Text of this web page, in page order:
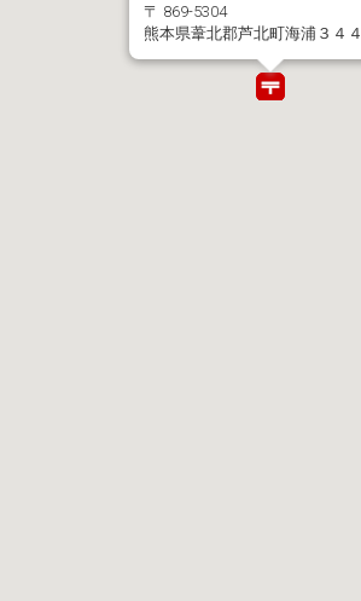
〒 869-5304
熊本県葦北郡芦北町海浦３４４